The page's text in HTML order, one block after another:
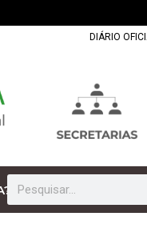
DIÁRIO